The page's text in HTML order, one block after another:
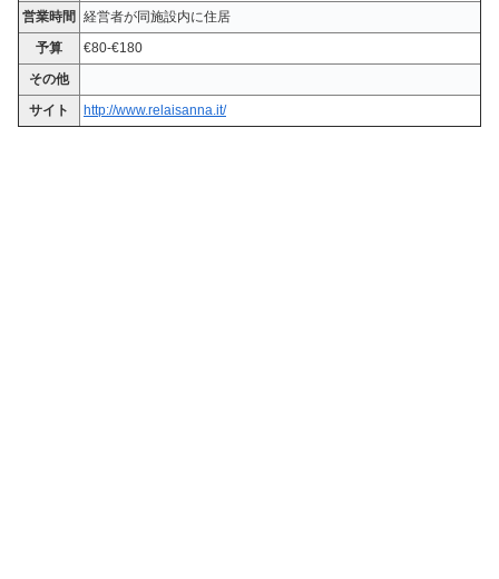
営業時間 経営者が同施設内に住居
予算
€80-€180
その他
サイト
http://www.relaisanna.it/